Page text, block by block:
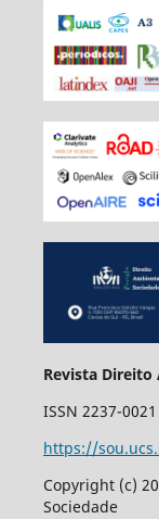
Revista Direito
ISSN 2237-0021
https://
Copyright (c)
Sociedade